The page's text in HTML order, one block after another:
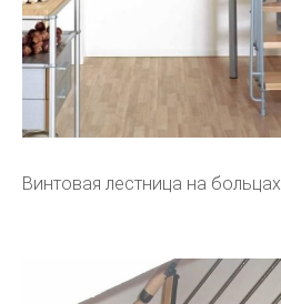
Винтовая лестница на больцах